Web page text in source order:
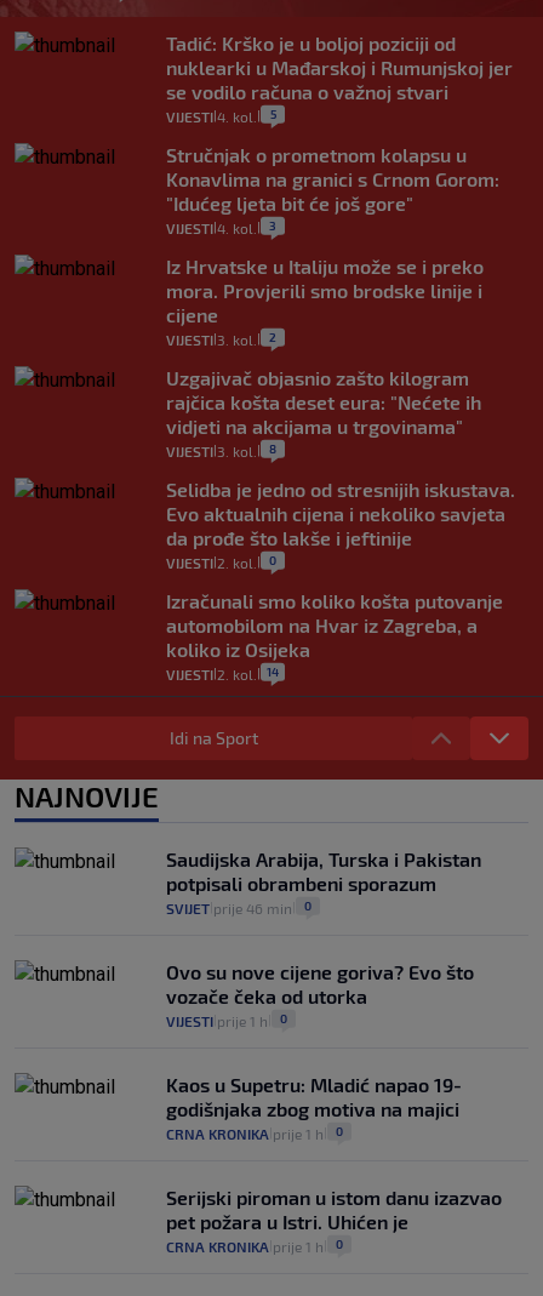
Tadić: Krško je u boljoj poziciji od
nuklearki u Mađarskoj i Rumunjskoj jer
se vodilo računa o važnoj stvari
VIJESTI 4. kol. 5
Stručnjak o prometnom kolapsu u
Konavlima na granici s Crnom Gorom:
"Idućeg ljeta bit će još gore"
VIJESTI 4. kol. 3
Iz Hrvatske u Italiju može se i preko
mora. Provjerili smo brodske linije i
cijene
VIJESTI 3. kol. 2
Uzgajivač objasnio zašto kilogram
rajčica košta deset eura: "Nećete ih
vidjeti na akcijama u trgovinama"
VIJESTI 3. kol. 8
Selidba je jedno od stresnijih iskustava.
Evo aktualnih cijena i nekoliko savjeta
da prođe što lakše i jeftinije
VIJESTI 2. kol. 0
Izračunali smo koliko košta putovanje
automobilom na Hvar iz Zagreba, a
koliko iz Osijeka
VIJESTI 2. kol. 14
"Kći je otišla na more, a zaboravila
zdravstvenu iskaznicu". Kakva su prava
pacijenata izvan mjesta prebivališta?
VIJESTI 1. kol. 1
a ne oni koji su pobijedili nekoga"
VIJESTI 30. srp. 2
Idi na Sport
NAJNOVIJE
Saudijska Arabija, Turska i Pakistan
potpisali obrambeni sporazum
SVIJET prije 46 min 0
Ovo su nove cijene goriva? Evo što
vozače čeka od utorka
VIJESTI prije 1 h 0
Kaos u Supetru: Mladić napao 19-
godišnjaka zbog motiva na majici
CRNA KRONIKA prije 1 h 0
Serijski piroman u istom danu izazvao
pet požara u Istri. Uhićen je
CRNA KRONIKA prije 1 h 0